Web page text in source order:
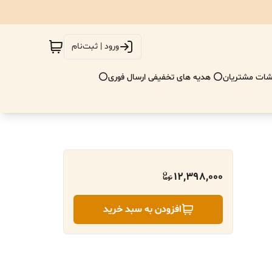
ورود | ثبت‌نام
مشتریان⭕ هدیه های تخفیفی ارسال فوری⭕
12,398,000
افزودن به سبد خرید